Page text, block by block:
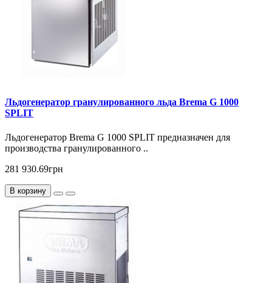
Льдогенератор гранулированного льда Brema G 1000
SPLIT
Льдогенератор Brema G 1000 SPLIT предназначен для
производства гранулированного ..
281 930.69грн
В корзину